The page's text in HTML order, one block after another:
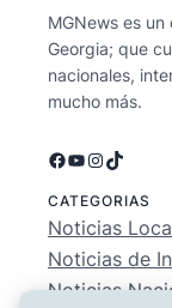
MGNews es
Georgia; que
nacionales,
mucho más.
Facebook
YouTube
Instagram
TikTok
CATEGORIAS
Noticias
Noticias de
Noticias